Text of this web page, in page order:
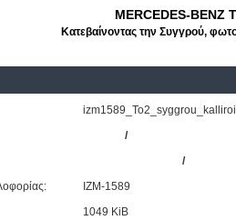
MERCEDES-BENZ
Κατεβαίνοντας την Συγγρού,
/
/
ΙΖΜ-1589
1049 KiB